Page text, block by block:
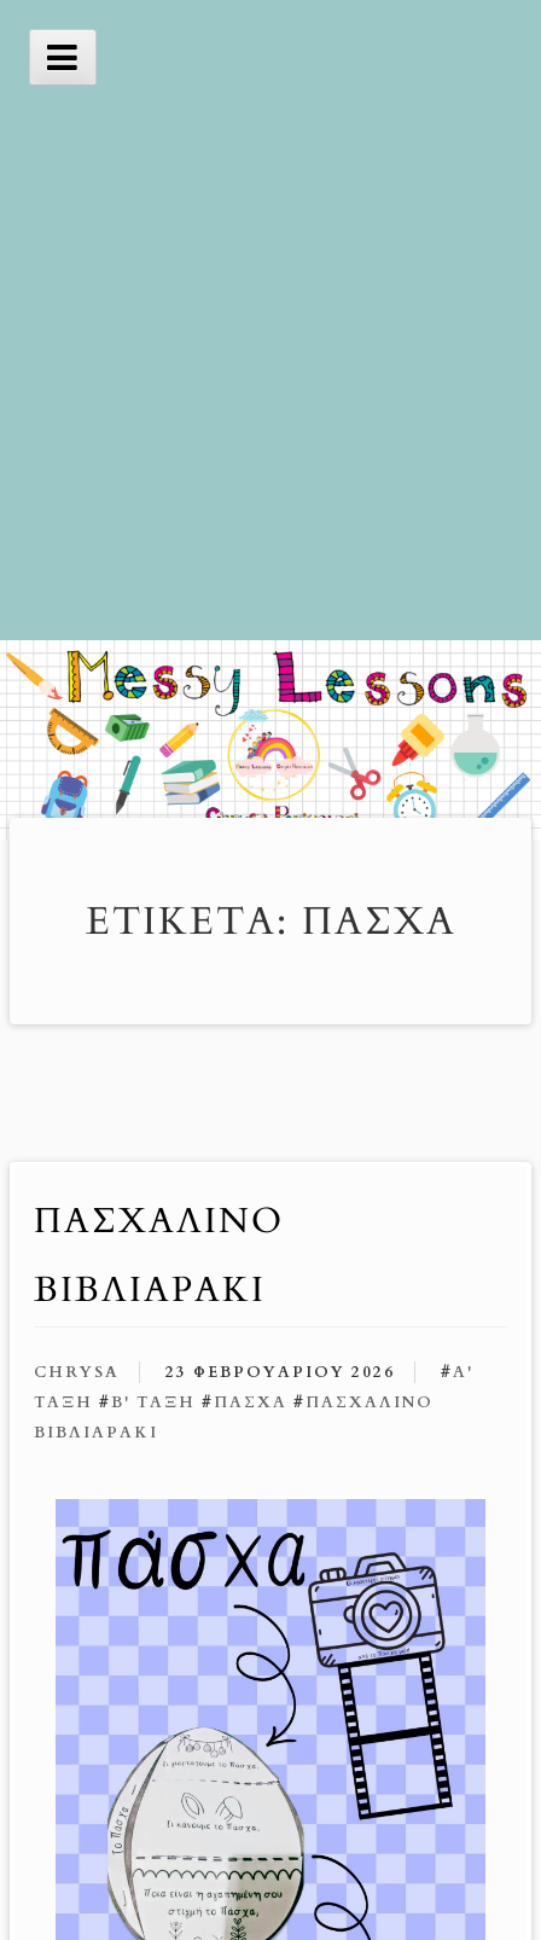
ΕΤΙΚΈΤΑ: ΠΆΣΧΑ
ΠΑΣΧΑΛΙΝΌ
ΒΙΒΛΙΑΡΆΚΙ
CHRYSA 23 ΦΕΒΡΟΥΑΡΊΟΥ 2026 #Α'
ΤΆΞΗ #Β' ΤΆΞΗ #ΠΆΣΧΑ #ΠΑΣΧΑΛΙΝΌ
ΒΙΒΛΙΑΡΆΚΙ